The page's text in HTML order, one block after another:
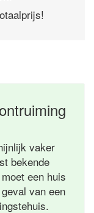
vaker
bekende
een huis
van een